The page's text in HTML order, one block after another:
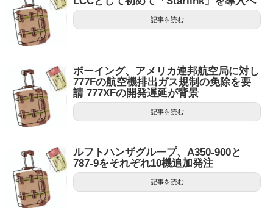
記事を読む
ボーイング、アメリカ連邦航空局に対し
777Fの航空機排出ガス規制の免除を要
請 777XFの開発遅延が背景
記事を読む
ルフトハンザグループ、A350-900と
787-9をそれぞれ10機追加発注
記事を読む